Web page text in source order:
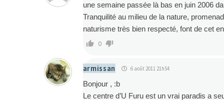
une semaine passée là bas en juin 2006
Tranquilité au milieu de la nature,
naturisme très bien respecté, font de cet
0
armissan 6 août 2011 21h54
Bonjour , :b
Le centre d’U Furu est un vrai paradis a